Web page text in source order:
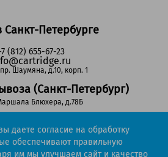
Петербурге
(812) 655-67-23
пр. Шаумяна, д.10, корп. 1
(Санкт-Петербург)
Блюхера, д.78Б
Регионы РФ
даете согласие на обработку
обеспечивают правильную
им мы улучшаем сайт и качество